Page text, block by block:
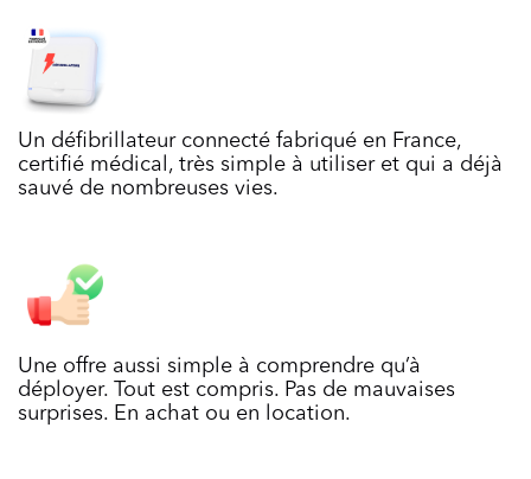
Un défibrillateur connecté fabriqué en France,
certifié médical, très simple à utiliser et qui a déjà
sauvé de nombreuses vies.
Une offre aussi simple à comprendre qu’à
déployer. Tout est compris. Pas de mauvaises
surprises. En achat ou en location.